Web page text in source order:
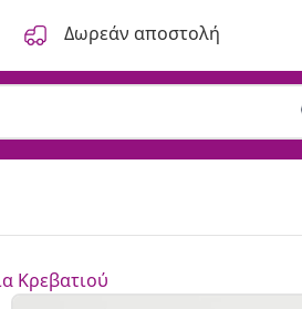
Δωρεάν αποστολή
Κρεβατιού